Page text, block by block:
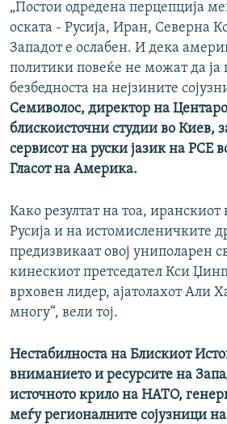
„Постои одредена перцепција
оската - Русија, Иран, Северна
Западот е ослабен. И дека
политики повеќе не можат да ја
безбедноста на нејзините
Семиволос, директор на
блискоисточни студии во Киев,
сервисот на руски јазик на РСЕ
Гласот на Америка.
Како резултат на тоа,
Русија и на истомисленичките
предизвикаат овој униполарен
кинескиот претседател Кси
врховен лидер, ајатолахот Али
многу“, вели тој.
Нестабилноста на Блискиот
вниманието и ресурсите на
источното крило на НАТО,
меѓу регионалните сојузници